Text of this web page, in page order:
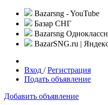
Bazarsng - YouTube
Базар СНГ
Bazarsng
BazarSNG.ru |
Вход /Регистрация
Подать объявление
Добавить объявление